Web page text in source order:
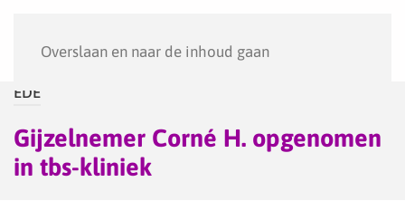
Overslaan en naar de inhoud gaan
EDE
Gijzelnemer Corné H. opgenomen
in tbs-kliniek